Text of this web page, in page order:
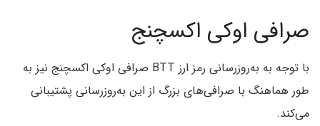
صرافی اوکی اکسچنج
با توجه به به‌روزرسانی رمز ارز BTT صرافی اوکی اکسچنج نیز به
طور هماهنگ با صرافی‌های بزرگ از این به‌روزرسانی پشتیبانی
می‌کند.